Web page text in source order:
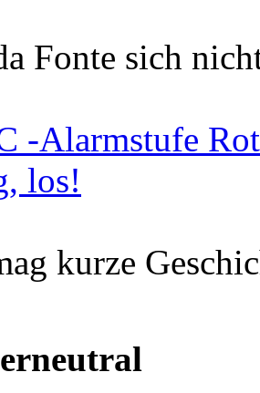
Fonte sich
-Alarmstufe
los!
kurze